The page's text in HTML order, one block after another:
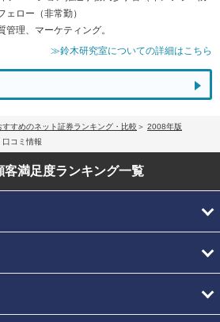
ロー（非常勤）
理、マーケティング。
≫鈴木研究室についての詳細はこちら
すすめのネット証券ランキング・比較
2008年版
コミ情報
客満足度ランキング一覧